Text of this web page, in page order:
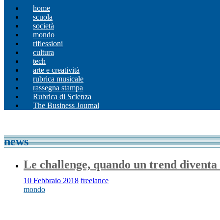
home
scuola
società
mondo
riflessioni
cultura
tech
arte e creatività
rubrica musicale
rassegna stampa
Rubrica di Scienza
The Business Journal
news
Le challenge, quando un trend
10 Febbraio 2018 freelance
mondo